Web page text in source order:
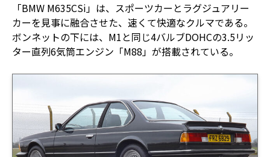
「BMW M635CSi」は、スポーツカーとラグジュアリー
カーを見事に融合させた、速くて快適なクルマである。
ボンネットの下には、M1と同じ4バルブDOHCの3.5リッ
ター直列6気筒エンジン「M88」が搭載されている。